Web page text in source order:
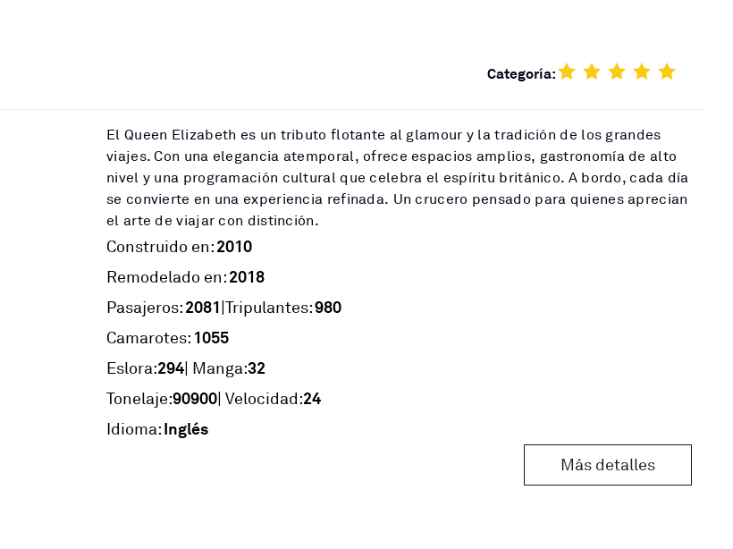
Categoría:
El Queen Elizabeth es un tributo flotante al glamour y la tradición de los grandes
viajes. Con una elegancia atemporal, ofrece espacios amplios, gastronomía de alto
nivel y una programación cultural que celebra el espíritu británico. A bordo, cada día
se convierte en una experiencia refinada. Un crucero pensado para quienes aprecian
el arte de viajar con distinción.
Construido en:2010
Remodelado en:2018
Pasajeros:2081|Tripulantes:980
Camarotes: 1055
Eslora:294| Manga:32
Tonelaje:90900| Velocidad:24
Idioma:Inglés
Más detalles